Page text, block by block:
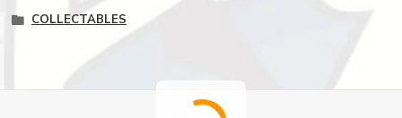
COLLECTABLES